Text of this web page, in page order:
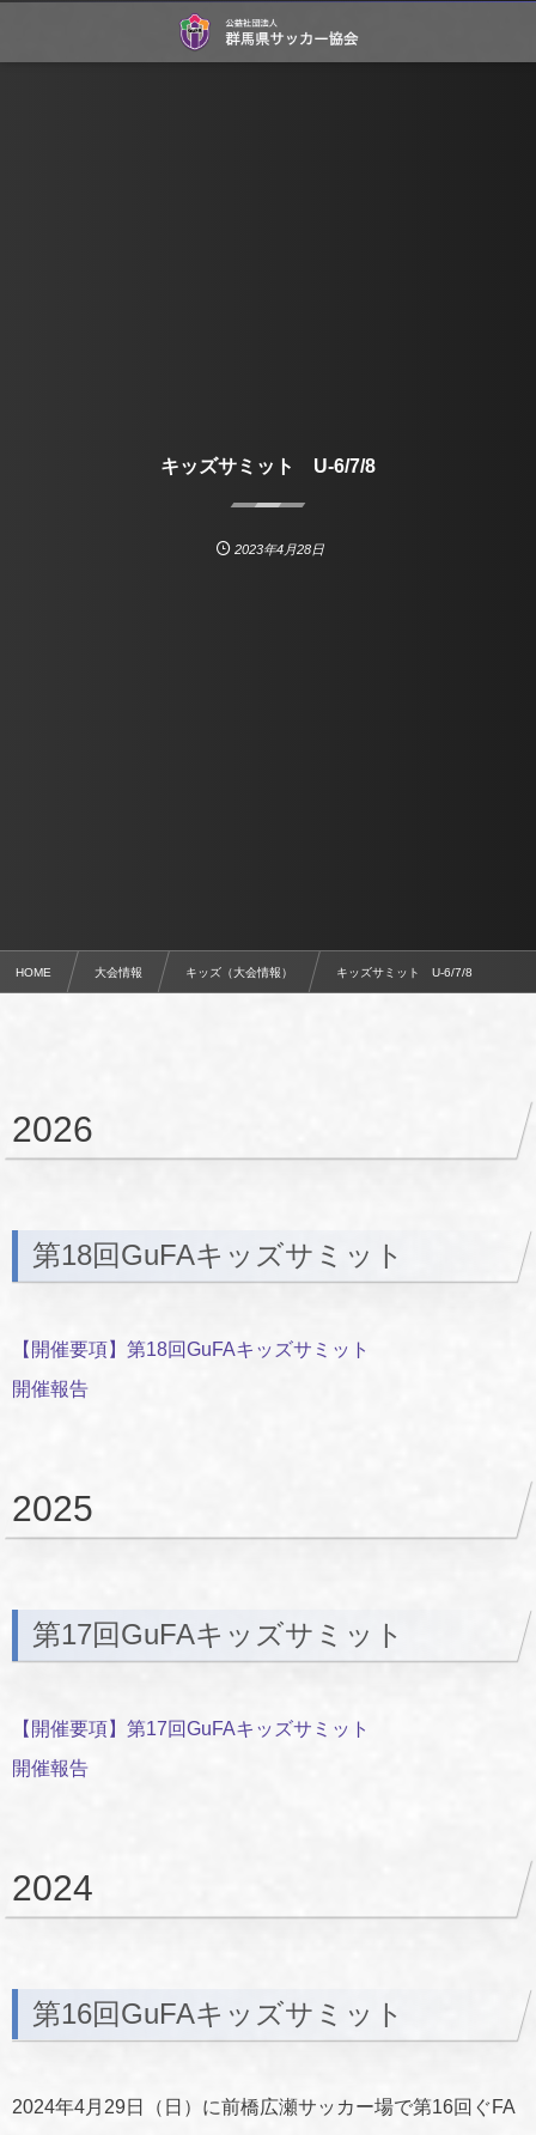
キッズサミット U-6/7/8
2023年4月28日
HOME 大会情報 キッズ（大会情報） キッズサミット U-6/7/8
2026
第18回GuFAキッズサミット
【開催要項】第18回GuFAキッズサミット
開催報告
2025
第17回GuFAキッズサミット
【開催要項】第17回GuFAキッズサミット
開催報告
2024
第16回GuFAキッズサミット
2024年4月29日（日）に前橋広瀬サッカー場で第16回ぐFA